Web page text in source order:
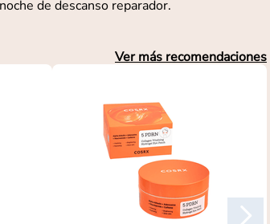
de descanso reparador.
Ver más recomendaciones